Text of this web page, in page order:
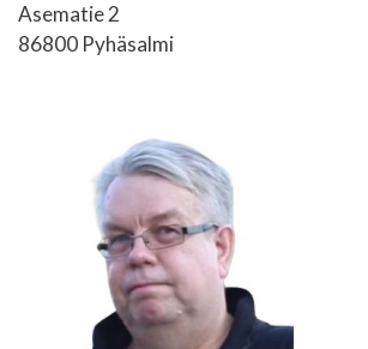
Asematie 2
86800 Pyhäsalmi